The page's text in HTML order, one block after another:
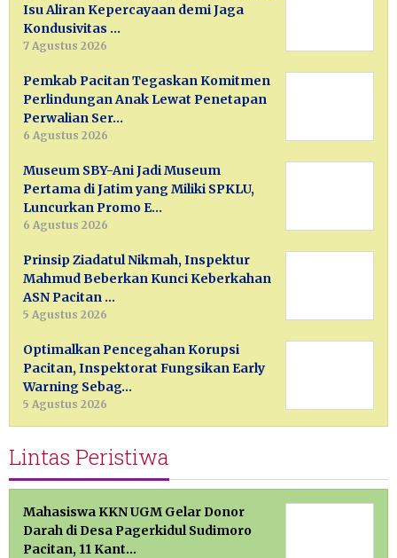
Isu Aliran Kepercayaan demi Jaga
Kondusivitas …
7 Agustus 2026
Pemkab Pacitan Tegaskan Komitmen
Perlindungan Anak Lewat Penetapan
Perwalian Ser…
6 Agustus 2026
Museum SBY-Ani Jadi Museum
Pertama di Jatim yang Miliki SPKLU,
Luncurkan Promo E…
6 Agustus 2026
Prinsip Ziadatul Nikmah, Inspektur
Mahmud Beberkan Kunci Keberkahan
ASN Pacitan …
5 Agustus 2026
Optimalkan Pencegahan Korupsi
Pacitan, Inspektorat Fungsikan Early
Warning Sebag…
5 Agustus 2026
Lintas Peristiwa
Mahasiswa KKN UGM Gelar Donor
Darah di Desa Pagerkidul Sudimoro
Pacitan, 11 Kant…